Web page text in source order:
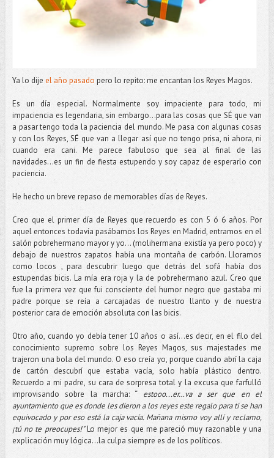
Ya lo dije el año pasado pero lo repito: me encantan los Reyes Magos.
Es un día especial. Normalmente soy impaciente para todo, mi
impaciencia es legendaria, sin embargo…para las cosas que SÉ que van
a pasar tengo toda la paciencia del mundo. Me pasa con algunas cosas
y con los Reyes, SÉ que van a llegar así que no tengo prisa, ni ahora, ni
cuando era cani. Me parece fabuloso que sea al final de las
navidades...es un fin de fiesta estupendo y soy capaz de esperarlo con
paciencia.
He hecho un breve repaso de memorables días de Reyes.
Creo que el primer día de Reyes que recuerdo es con 5 ó 6 años. Por
aquel entonces todavía pasábamos los Reyes en Madrid, entramos en el
salón pobrehermano mayor y yo… (molihermana existía ya pero poco) y
debajo de nuestros zapatos había una montaña de carbón. Lloramos
como locos , para descubrir luego que detrás del sofá había dos
estupendas bicis. La mía era roja y la de pobrehermano azul. Creo que
fue la primera vez que fui consciente del humor negro que gastaba mi
padre porque se reía a carcajadas de nuestro llanto y de nuestra
posterior cara de emoción absoluta con las bicis.
Otro año, cuando yo debía tener 10 años o así...es decir, en el filo del
conocimiento supremo sobre los Reyes Magos, sus majestades me
trajeron una bola del mundo. O eso creía yo, porque cuando abrí la caja
de cartón descubrí que estaba vacía, solo había plástico dentro.
Recuerdo a mi padre, su cara de sorpresa total y la excusa que farfulló
improvisando sobre la marcha: “ estooo...er…va a ser que en el
ayuntamiento que es donde les dieron a los reyes este regalo para ti se han
equivocado y por eso está la caja vacía. Mañana mismo voy allí y reclamo,
¡tú no te preocupes!"Lo mejor es que me pareció muy razonable y una
explicación muy lógica...la culpa siempre es de los políticos.